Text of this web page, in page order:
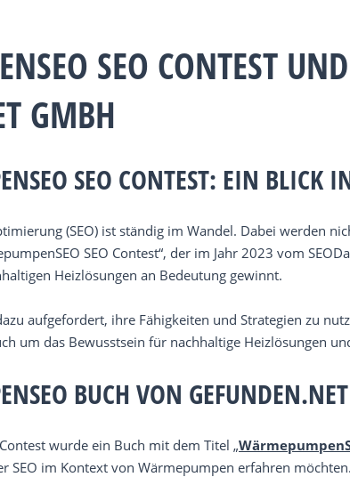
SEO CONTEST
GMBH
SEO CONTEST: EIN BLICK
(SEO) ist ständig im Wandel. Dabei werden
SEO Contest“, der im Jahr 2023 vom
Heizlösungen an Bedeutung gewinnt.
aufgefordert, ihre Fähigkeiten und Strategien zu
um das Bewusstsein für nachhaltige Heizlösungen
BUCH VON
wurde ein Buch mit dem Titel „
SEO im Kontext von Wärmepumpen erfahren möchten.